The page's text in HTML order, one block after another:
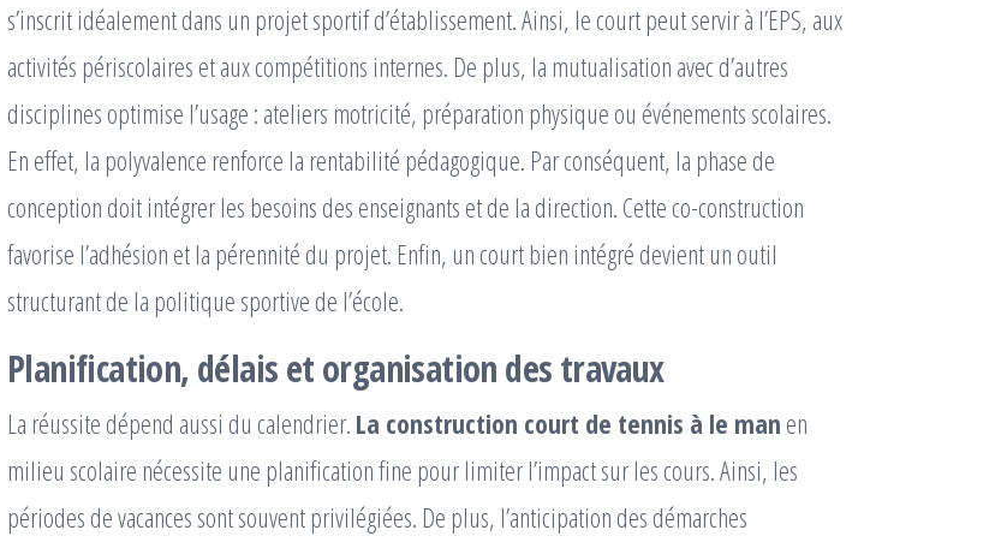
s’inscrit idéalement dans un projet sportif d’établissement. Ainsi, le court peut servir à l’EPS, aux
activités périscolaires et aux compétitions internes. De plus, la mutualisation avec d’autres
disciplines optimise l’usage : ateliers motricité, préparation physique ou événements scolaires.
En effet, la polyvalence renforce la rentabilité pédagogique. Par conséquent, la phase de
conception doit intégrer les besoins des enseignants et de la direction. Cette co-construction
favorise l’adhésion et la pérennité du projet. Enfin, un court bien intégré devient un outil
structurant de la politique sportive de l’école.
Planification, délais et organisation des travaux
La réussite dépend aussi du calendrier. La construction court de tennis à le man en
milieu scolaire nécessite une planification fine pour limiter l’impact sur les cours. Ainsi, les
périodes de vacances sont souvent privilégiées. De plus, l’anticipation des démarches